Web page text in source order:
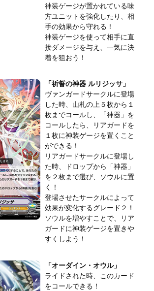
神装ゲージが置かれている味
方ユニットを強化したり、相
手の効果から守れる！
神装ゲージを使って相手に直
接ダメージを与え、一気に決
着を狙おう！
「祈誓の神器 ルリジッサ」
ヴァンガードサークルに登場
した時、山札の上５枚から１
枚までコールし、「神器」を
コールしたら、リアガードを
１枚に神装ゲージを置くこと
ができる！
リアガードサークルに登場し
た時、ドロップから「神器」
を２枚まで選び、ソウルに置
く！
登場させたサークルによって
効果が変化するグレード２！
ソウルを増やすことで、リア
ガードに神装ゲージを置きや
すくしよう！
「オーダイン・オウル」
ライドされた時、このカード
をコールできる！